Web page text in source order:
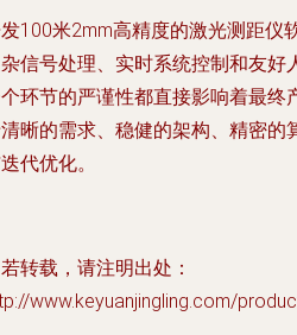
100米2mm高精度的激光测距仪
信号处理、实时系统控制和友好
环节的严谨性都直接影响着最终
晰的需求、稳健的架构、精密的
代优化。
转载，请注明出处：
www.keyuanjingling.com/